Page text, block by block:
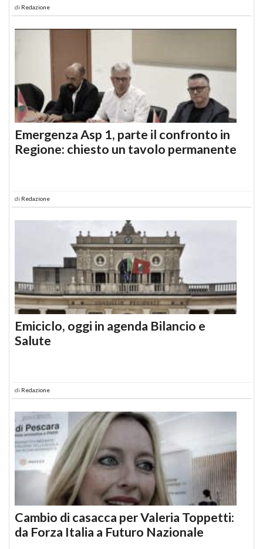
di Redazione
Emergenza Asp 1, parte il confronto in
Regione: chiesto un tavolo permanente
di Redazione
Emiciclo, oggi in agenda Bilancio e
Salute
di Redazione
Cambio di casacca per Valeria Toppetti:
da Forza Italia a Futuro Nazionale